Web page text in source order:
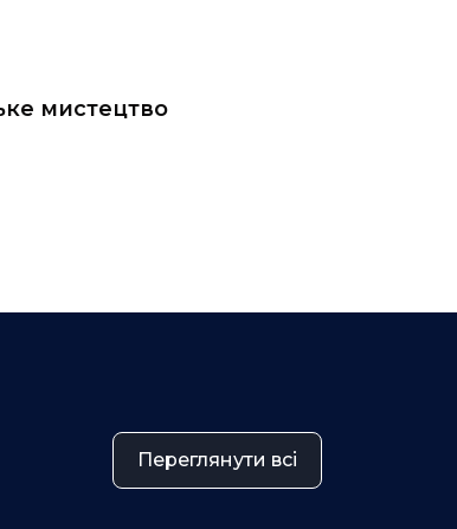
мистецтво
Переглянути всі